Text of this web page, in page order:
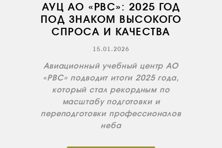
ПРОДАЖА
ПРОДАЖА АТИ
КОНТАКТЫ
АУЦ АО «РВС»: 2025 ГОД
ПОД ЗНАКОМ ВЫСОКОГО
СПРОСА И КАЧЕСТВА
15.01.2026
Авиационный учебный центр АО
«РВС» подводит итоги 2025 года,
который стал рекордным по
масштабу подготовки и
переподготовки профессионалов
неба